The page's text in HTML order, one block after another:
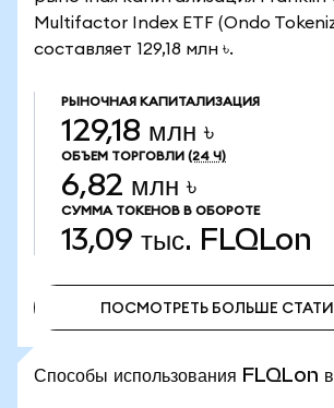
Multifactor Index ETF (Ondo
составляет 129,18 млн ৳.
РЫНОЧНАЯ КАПИТАЛИЗАЦИЯ
129,18 млн ৳
ОБЪЕМ ТОРГОВЛИ (24 Ч)
6,82 млн ৳
СУММА ТОКЕНОВ В ОБОРОТЕ
13,09 тыс. FLQLon
ПОСМОТРЕТЬ БОЛЬШЕ
Способы использования